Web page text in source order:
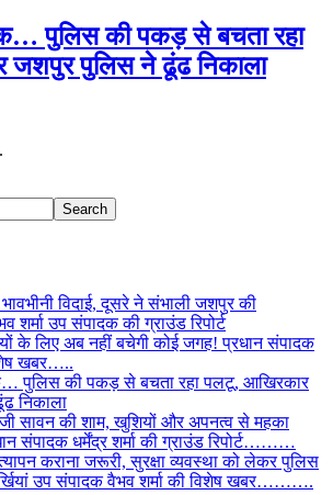
पुलिस की पकड़ से बचता रहा
पुलिस ने ढूंढ निकाला
Search
विदाई, दूसरे ने संभाली जशपुर की
उप संपादक की ग्राउंड रिपोर्ट
के लिए अब नहीं बचेगी कोई जगह! प्रधान संपादक
खबर…..
पुलिस की पकड़ से बचता रहा पलटू, आखिरकार
निकाला
सावन की शाम, खुशियों और अपनत्व से महका
संपादक धर्मेंद्र शर्मा की ग्राउंड रिपोर्ट………
कराना जरूरी, सुरक्षा व्यवस्था को लेकर पुलिस
उप संपादक वैभव शर्मा की विशेष खबर……….